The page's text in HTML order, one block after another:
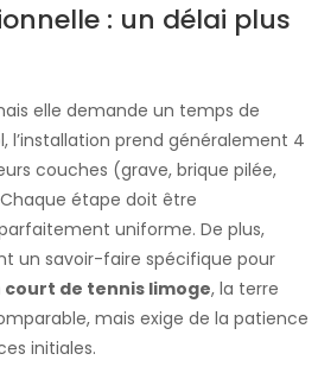
: un délai plus
elle demande un temps de
l’installation prend généralement 4
couches (grave, brique pilée,
étape doit être
uniforme. De plus,
un savoir-faire spécifique pour
de tennis limoge, la terre
mais exige de la patience
initiales.